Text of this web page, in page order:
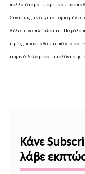
πολλά άτομα μπορεί να
Συνεπώς, ενδέχεται ορισμένες
θέλατε να πληρώσετε. Παρόλο
τιμές, προσπαθούμε πάντα να
τωρινά δεδομένα τιμολόγησης
Κάνε
λάβε